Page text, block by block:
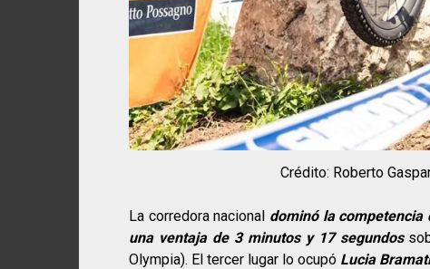
Crédito: Roberto
La corredora nacional dominó la
una ventaja de 3 minutos y 17 segundos
Olympia). El tercer lugar lo ocupó Lucia Bramati